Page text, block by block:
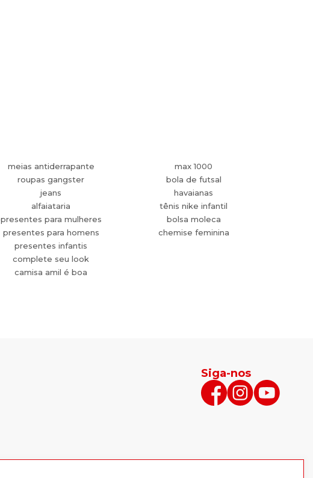
meias antiderrapante
roupas gangster
jeans
alfaiataria
presentes para mulheres
presentes para homens
presentes infantis
complete seu look
camisa amil é boa
max 1000
bola de futsal
havaianas
tênis nike infantil
bolsa moleca
chemise feminina
Siga-nos